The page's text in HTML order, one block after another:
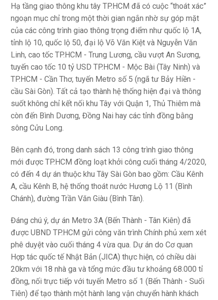
Hạ tầng giao thông khu tây TP.HCM đã có cuộc “thoát xác”
ngoạn mục chỉ trong một thời gian ngắn nhờ sự góp mặt
của các công trình giao thông trọng điểm như quốc lộ 1A,
tỉnh lộ 10, quốc lộ 50, đại lộ Võ Văn Kiệt và Nguyễn Văn
Linh, cao tốc TP.HCM - Trung Lương, cầu vượt An Sương,
tuyến cao tốc 10 tỷ USD TP.HCM - Mộc Bài (Tây Ninh) và
TP.HCM - Cần Thơ, tuyến Metro số 5 (ngã tư Bảy Hiền -
cầu Sài Gòn). Tất cả tạo thành hệ thống hiện đại và thông
suốt không chỉ kết nối khu Tây với Quận 1, Thủ Thiêm mà
còn đến Bình Dương, Đồng Nai hay các tỉnh đồng bằng
sông Cửu Long.
Bên cạnh đó, trong danh sách 13 công trình giao thông
mới được TP.HCM đồng loạt khởi công cuối tháng 4/2020,
có đến 4 dự án thuộc khu Tây Sài Gòn bao gồm: Cầu Kênh
A, cầu Kênh B, hệ thống thoát nước Hương Lộ 11 (Bình
Chánh), đường Trần Văn Giàu (Bình Tân).
Đáng chú ý, dự án Metro 3A (Bến Thành - Tân Kiên) đã
được UBND TP.HCM gửi công văn trình Chính phủ xem xét
phê duyệt vào cuối tháng 4 vừa qua. Dự án do Cơ quan
Hợp tác quốc tế Nhật Bản (JICA) thực hiện, có chiều dài
20km với 18 nhà ga và tổng mức đầu tư khoảng 68.000 tỉ
đồng, nối trực tiếp với tuyến Metro số 1 (Bến Thành - Suối
Tiên) để tạo thành một hành lang vận chuyển hành khách